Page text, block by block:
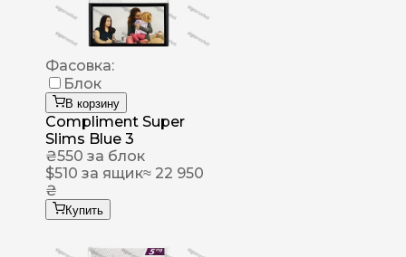
Фасовка:
Блок
В корзину
Compliment Super
Slims Blue 3
₴550 за блок
$510 за ящик≈ 22 950
₴
Купить